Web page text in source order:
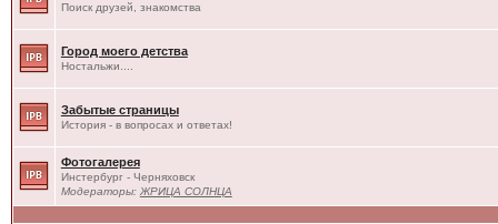
Поиск друзей, знакомства
Город моего детства
Ностальжи....
Забытые страницы
История - в вопросах и ответах!
Фотогалерея
Инстербург - Черняховск
Модераторы: ЖРИЦА СОЛНЦА